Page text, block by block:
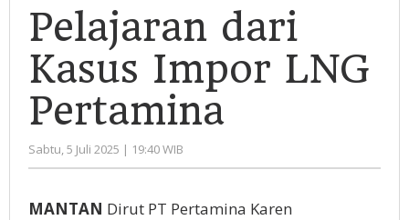
Kasus
Impor
LNG
Pertamina
Pelajaran dari
Kasus Impor LNG
Pertamina
Sabtu, 5 Juli 2025 | 19:40 WIB
Administrator
MANTAN Dirut PT Pertamina Karen